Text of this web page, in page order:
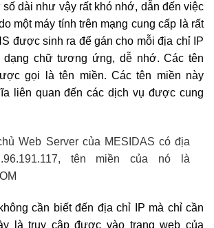
dài như vậy rất khó nhớ, dẫn đến việc
một máy tính trên mạng cung cấp là rất
được sinh ra để gán cho mỗi địa chỉ IP
dạng chữ tương ứng, dễ nhớ. Các tên
gọi là tên miền. Các tên miền này
liên quan đến các dịch vụ được cung
Web Server của MESIDAS có địa
tên miền của nó là
cần biết đến địa chỉ IP mà chỉ cần
là truy cập được vào trang web của